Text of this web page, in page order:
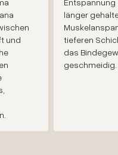
und
Entspannung
länger
tieferen
das
geschmeidig.